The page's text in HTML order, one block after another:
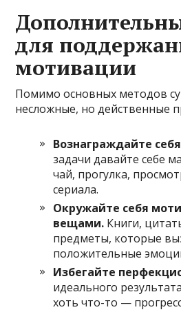
для
мотивации
Помимо основных методов
несложные, но действенные
Вознаграждайте
задачи давайте себе
чай, прогулка,
сериала.
Окружайте себя
вещами. Книги,
предметы, которые
положительные
Избегайте
идеального
хоть что-то —